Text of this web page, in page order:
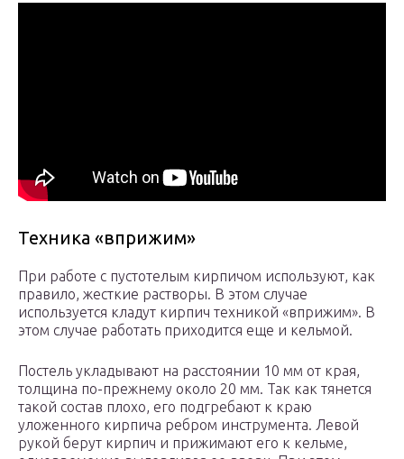
Техника «вприжим»
При работе с пустотелым кирпичом используют, как
правило, жесткие растворы. В этом случае
используется кладут кирпич техникой «вприжим». В
этом случае работать приходится еще и кельмой.
Постель укладывают на расстоянии 10 мм от края,
толщина по-прежнему около 20 мм. Так как тянется
такой состав плохо, его подгребают к краю
уложенного кирпича ребром инструмента. Левой
рукой берут кирпич и прижимают его к кельме,